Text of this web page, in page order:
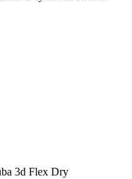
3d Flex Dry